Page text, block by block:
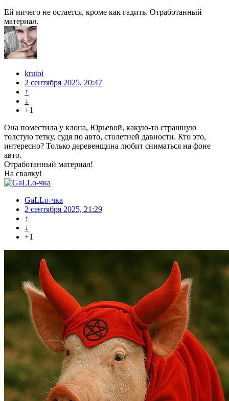
Ей ничего не остается, кроме как гадить. Отработанный
материал.
krutoi
2 сентября 2025, 20:47
↑
↓
+1
Она поместила у клона, Юрьевой, какую-то страшную
толстую тетку, судя по авто, столетней давности. Кто это,
интересно? Только деревенщина любит сниматься на фоне
авто.
Отработанный материал!
На свалку!
GaLLo-чка
2 сентября 2025, 21:29
↑
↓
+1